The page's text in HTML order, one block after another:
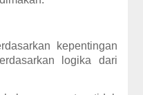
kepentingan
logika dari